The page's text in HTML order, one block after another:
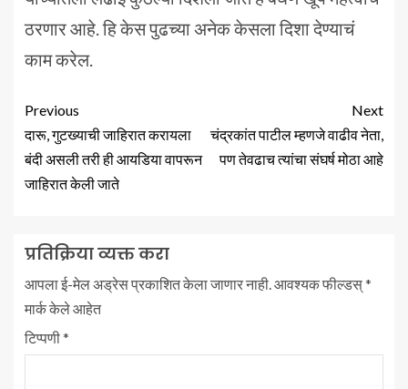
ठरणार आहे. हि केस पुढच्या अनेक केसला दिशा देण्याचं
काम करेल.
Previous
दारू, गुटख्याची जाहिरात करायला
बंदी असली तरी ही आयडिया वापरून
जाहिरात केली जाते
Next
चंद्रकांत पाटील म्हणजे वाढीव नेता,
पण तेवढाच त्यांचा संघर्ष मोठा आहे
प्रतिक्रिया व्यक्त करा
आपला ई-मेल अड्रेस प्रकाशित केला जाणार नाही.आवश्यक फील्डस्*
मार्क केले आहेत
टिप्पणी*